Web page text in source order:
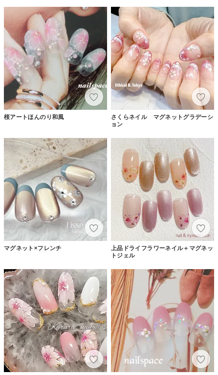
桜アートほんのり和風
さくらネイル マグネットグラデーシ
ョン
マグネット×フレンチ
上品ドライフラワーネイル＋マグネッ
トジェル